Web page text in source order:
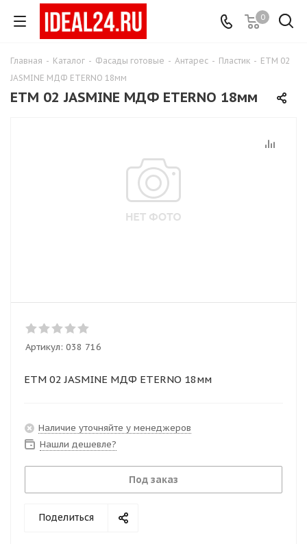
0
Главная - Каталог - Фасады готовые - Антарес - Пластик - ETM 02
JASMINE МДФ ETERNO 18мм
ETM 02 JASMINE МДФ ETERNO 18мм
Артикул: 038 716
ETM 02 JASMINE МДФ ETERNO 18мм
Наличие уточняйте у менеджеров
Нашли дешевле?
Под заказ
Поделиться